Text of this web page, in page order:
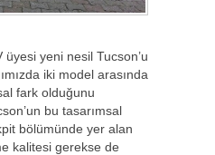
yeni nesil Tucson’u
iki model arasında
fark olduğunu
bu tasarımsal
bölümünde yer alan
kalitesi gerekse de